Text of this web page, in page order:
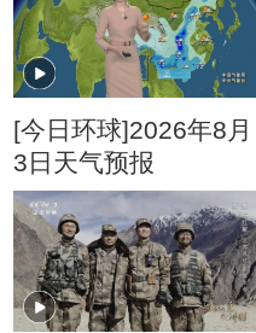
[今日环球]2026年8月
3日天气预报